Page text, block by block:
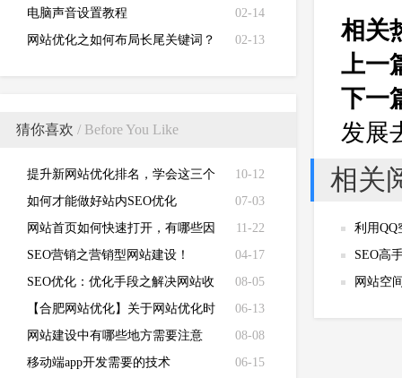
02-14
电脑声音设置教程
02-13
网站优化之如何布局长尾关键词？
猜你喜欢 / Before You Like
10-12
提升新网站优化排名，学会这三个
方法就够了
07-03
如何才能做好站内SEO优化
11-22
网站首页如何快速打开，有哪些因
素影响？
04-17
SEO营销之营销型网站建设！
08-05
SEO优化：优化手段之解决网站收
录的核心问题！
06-13
【合肥网站优化】关于网站优化时
修改已收录文章的提议！
08-08
网站建设中有哪些地方需要注意
的？
06-15
移动端app开发需要的技术
相关
上一
下一
发展
相关
利用QQ
SEO高
网站空